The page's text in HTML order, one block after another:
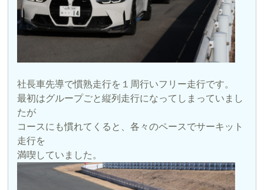
社長車先導で慣熟走行を１周行いフリー走行です。
最初はグループごと縦列走行になってしまっていまし
たが
コースにも慣れてくると、各々のペースでサーキット
走行を
満喫していました。